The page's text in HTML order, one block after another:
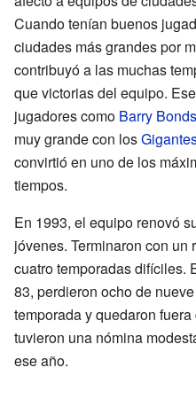
Cuando tenían buenos
ciudades más grandes por
contribuyó a las muchas
que victorias del equipo.
jugadores como Barry Bonds
muy grande con los
convirtió en uno de los
tiempos.
En 1993, el equipo renovó
jóvenes. Terminaron con un
cuatro temporadas difíciles.
83, perdieron ocho de
temporada y quedaron
tuvieron una nómina
ese año.